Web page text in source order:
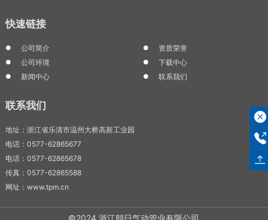
快速链接
公司简介
资质荣誉
公司环境
下载中心
新闻中心
联系我们
联系我们
地址：浙江省乐清市温州大桥高新工业园
电话：0577-62865677
电话：0577-62865678
传真：0577-62865588
网址：www.tpm.cn
©2024 浙江朝日气动管业有限公司